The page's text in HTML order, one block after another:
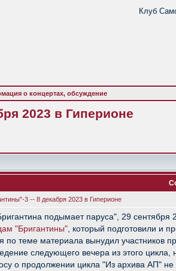
Клуб
о концертах, обсуждение
2023 в Гиперионе
3 -- 8 декабря 2023 в Гиперионе
подымает паруса", 29 сентября
"Бригантины" , который подготовили и
теме материала вынудил участников
следующего вечера из этого
о продолжении цикла "Из архива АП"